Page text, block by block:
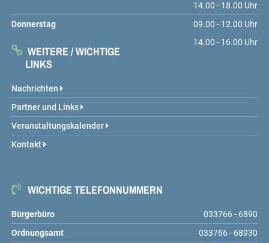
14.00 - 18.00 Uhr
Donnerstag
09.00 - 12.00 Uhr
14.00 - 16.00 Uhr
WEITERE / WICHTIGE
LINKS
Nachrichten
Partner und Links
Veranstaltungskalender
Kontakt
WICHTIGE TELEFONNUMMERN
Bürgerbüro
033766 - 6890
Ordnungsamt
033766 - 68930